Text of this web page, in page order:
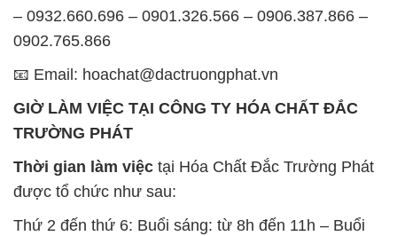
– 0932.660.696 – 0901.326.566 – 0906.387.866 –
0902.765.866
📧 Email: hoachat@dactruongphat.vn
GIỜ LÀM VIỆC TẠI CÔNG TY HÓA CHẤT ĐẮC
TRƯỜNG PHÁT
Thời gian làm việc tại Hóa Chất Đắc Trường Phát
được tổ chức như sau:
Thứ 2 đến thứ 6: Buổi sáng: từ 8h đến 11h – Buổi